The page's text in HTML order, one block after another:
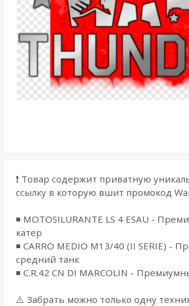
❗ Товар содержит приватную
ссылку в которую вшит промокод
◾ MOTOSILURANTE LS 4 ESAU -
катер
◾ CARRO MEDIO M13/40 (II SERIE) -
средний танк
◾ C.R.42 CN DI MARCOLIN -
⚠️ Забрать можно только одну